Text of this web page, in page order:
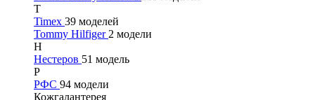
T
Timex 39 моделей
Tommy Hilfiger 2 модели
Н
Нестеров 51 модель
Р
РФС 94 модели
Кожгалантерея